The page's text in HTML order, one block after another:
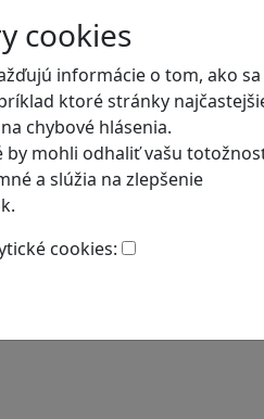
cookies
informácie o tom, ako sa
ktoré stránky
chybové hlásenia.
mohli odhaliť vašu
a slúžia na zlepšenie
cookies: